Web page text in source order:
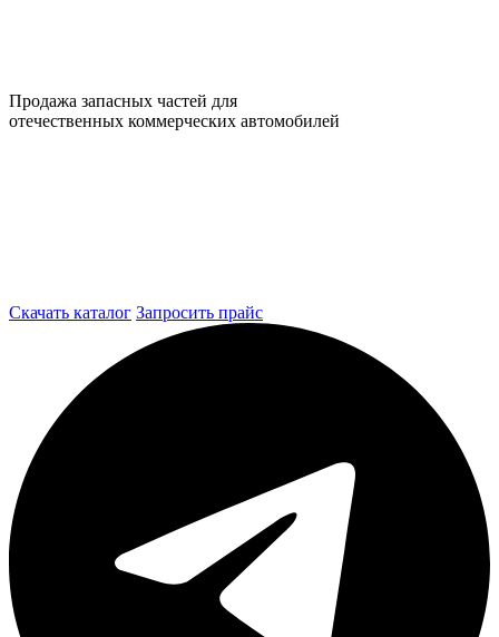
Продажа запасных частей для
отечественных коммерческих автомобилей
Скачать каталог Запросить прайс